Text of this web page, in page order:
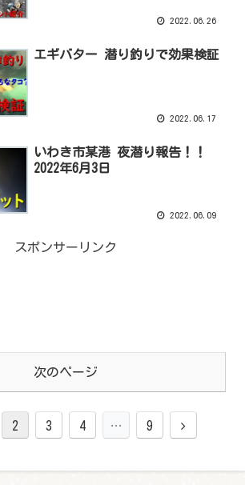
2022.06.26
エギバター 潜り釣りで効果検証
2022.06.17
いわき市某港 夜潜り報告！！
2022年6月3日
2022.06.09
スポンサーリンク
次のページ
2 3 4 … 9